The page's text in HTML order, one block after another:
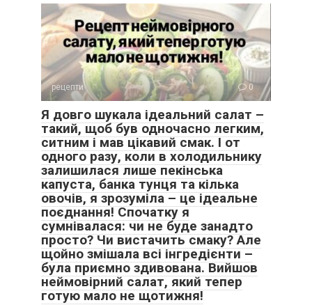
рецепти 0
Я довго шукала ідеальний салат –
такий, щоб був одночасно легким,
ситним і мав цікавий смак. І от
одного разу, коли в холодильнику
залишилася лише пекінська
капуста, банка тунця та кілька
овочів, я зрозуміла – це ідеальне
поєднання! Спочатку я
сумнівалася: чи не буде занадто
просто? Чи вистачить смаку? Але
щойно змішала всі інгредієнти –
була приємно здивована. Вийшов
неймовірний салат, який тепер
готую мало не щотижня!